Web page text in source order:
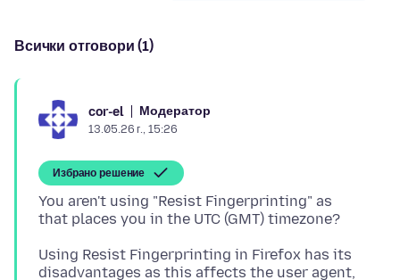
Всички отговори (1)
cor-el Модератор
13.05.26 г., 15:26
Избрано решение
You aren't using "Resist Fingerprinting" as
Using Resist Fingerprinting in Firefox has its
disadvantages as this affects the user agent,